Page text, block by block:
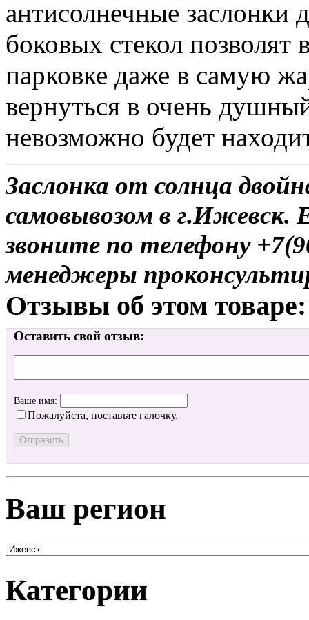
антисолнечные заслонки
боковых стекол позволят
парковке даже в самую
вернуться в очень
невозможно будет
Заслонка от солнца
самовывозом в г.Ижевск.
звоните по телефону
менеджеры
Отзывы об этом товаре:
Оставить свой отзыв:
Ваше имя:
Пожалуйста, поставьте галочку.
Ваш регион
Категории